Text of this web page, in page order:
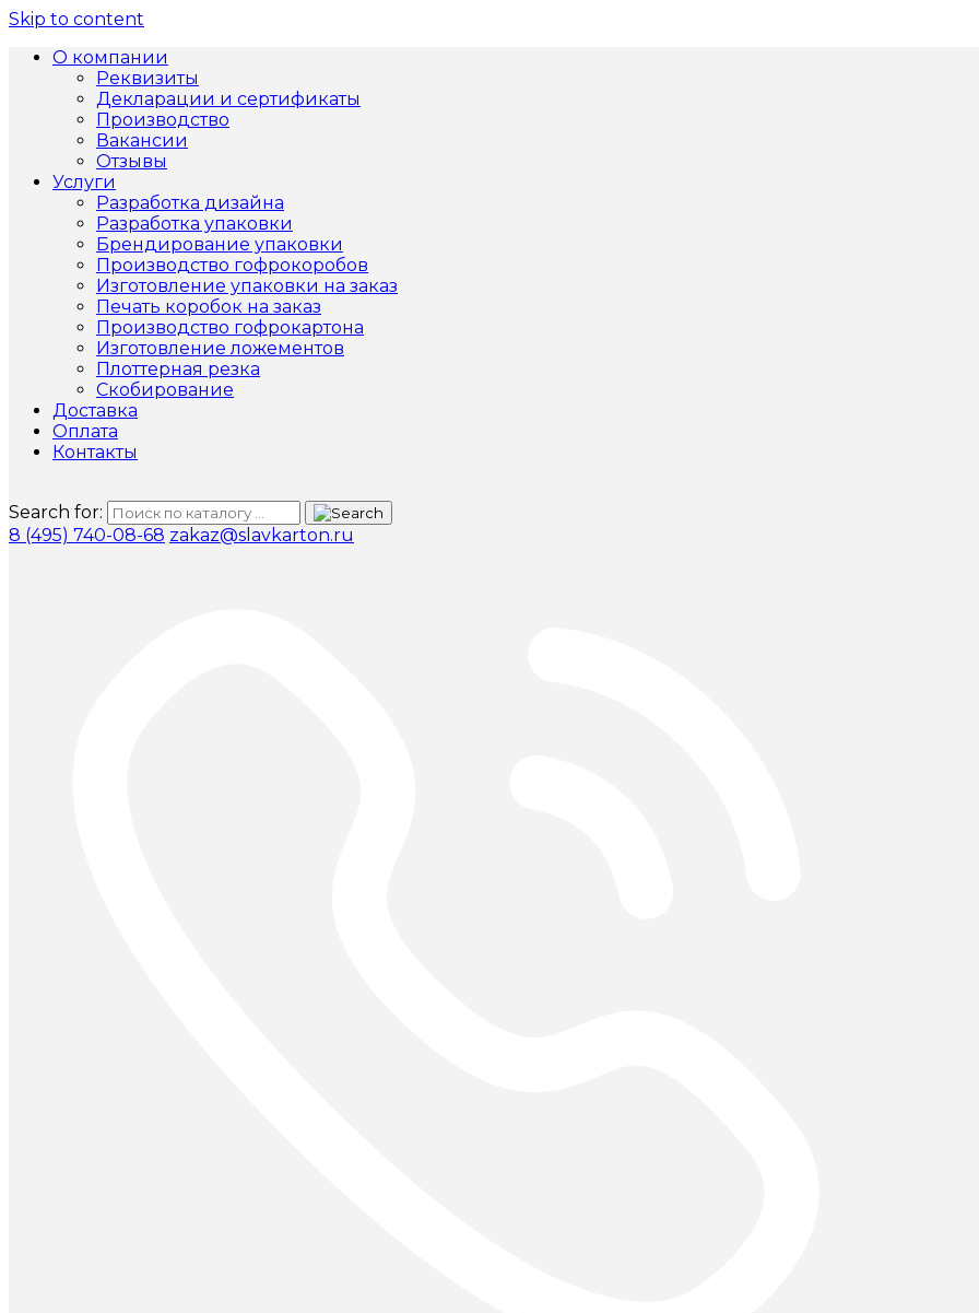
Skip to content
О компании
Реквизиты
Декларации и сертификаты
Производство
Вакансии
Отзывы
Услуги
Разработка дизайна
Разработка упаковки
Брендирование упаковки
Производство гофрокоробов
Изготовление упаковки на заказ
Печать коробок на заказ
Производство гофрокартона
Изготовление ложементов
Плоттерная резка
Скобирование
Доставка
Оплата
Контакты
Search for:
8 (495) 740-08-68 zakaz@slavkarton.ru